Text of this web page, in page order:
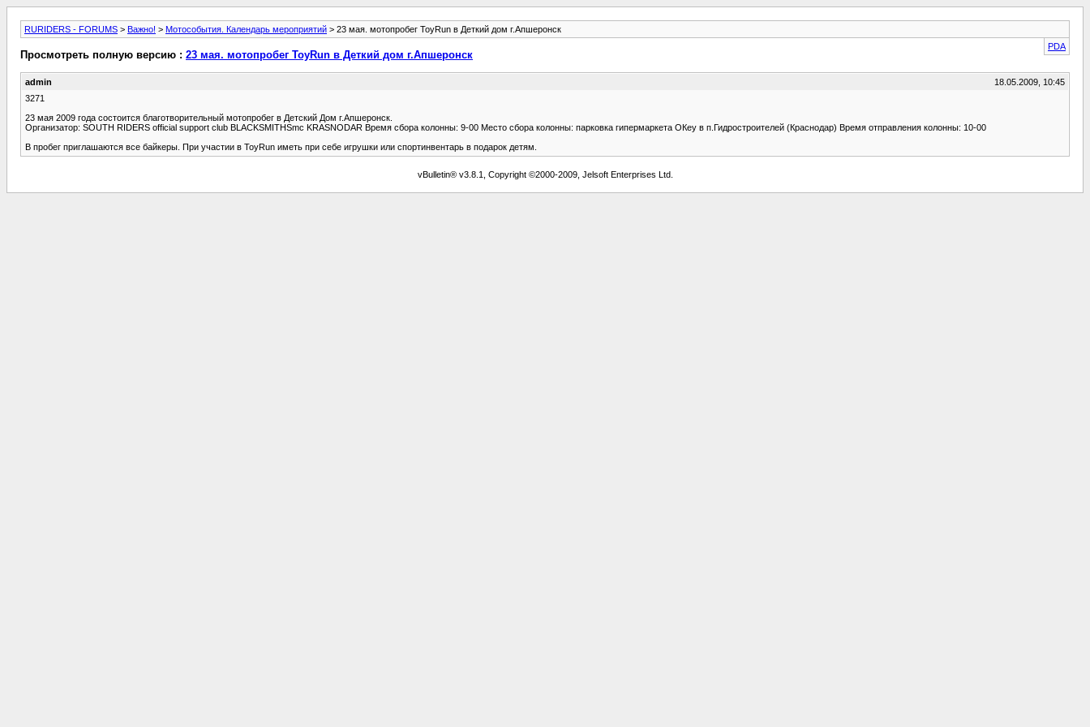
RURIDERS - FORUMS > Важно! > Мотособытия. Календарь мероприятий > 23 мая. мотопробег ToyRun в Деткий дом г.Апшеронск
PDA
Просмотреть полную версию : 23 мая. мотопробег ToyRun в Деткий дом г.Апшеронск
admin
18.05.2009, 10:45
3271
23 мая 2009 года состоится благотворительный мотопробег в Детский Дом г.Апшеронск.
Организатор: SOUTH RIDERS official support club BLACKSMITHSmc KRASNODAR Время сбора колонны: 9-00 Место сбора колонны: парковка гипермаркета ОКey в п.Гидростроителей (Краснодар) Время отправления колонны: 10-00
В пробег приглашаются все байкеры. При участии в ToyRun иметь при себе игрушки или спортинвентарь в подарок детям.
vBulletin® v3.8.1, Copyright ©2000-2009, Jelsoft Enterprises Ltd.